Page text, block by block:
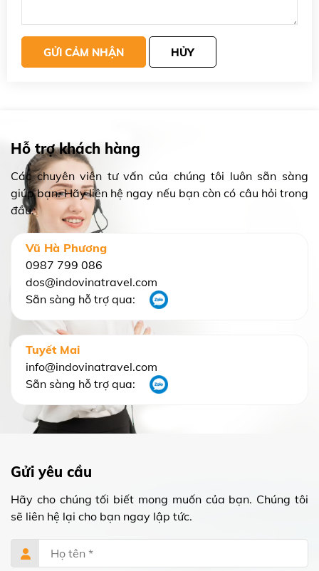
GỬI CẢM NHẬN HỦY
Hỗ trợ khách hàng
Các chuyên viên tư vấn của chúng tôi luôn sẵn sàng
giúp bạn. Hãy liên hệ ngay nếu bạn còn có câu hỏi trong
đầu.
Vũ Hà Phương
0987 799 086
dos@indovinatravel.com
Sẵn sàng hỗ trợ qua:
Tuyết Mai
info@indovinatravel.com
Sẵn sàng hỗ trợ qua:
Gửi yêu cầu
Hãy cho chúng tối biết mong muốn của bạn. Chúng tôi
sẽ liên hệ lại cho bạn ngay lập tức.